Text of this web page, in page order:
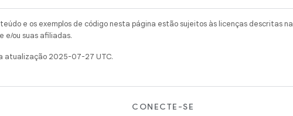
e os exemplos de código nesta página estão sujeitos às licenças descritas na
e/ou suas afiliadas.
atualização 2025-07-27 UTC.
CONECTE-SE